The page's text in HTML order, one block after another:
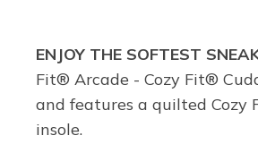
ENJOY THE SOFTEST
Fit® Arcade - Cozy Fit®
and features a quilted
insole.